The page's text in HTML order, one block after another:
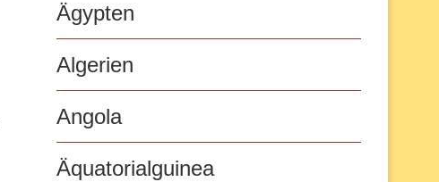
Ägypten
Algerien
Angola
Äquatorialguinea